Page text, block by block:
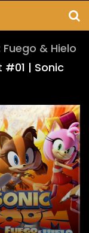
& Hielo
| Sonic